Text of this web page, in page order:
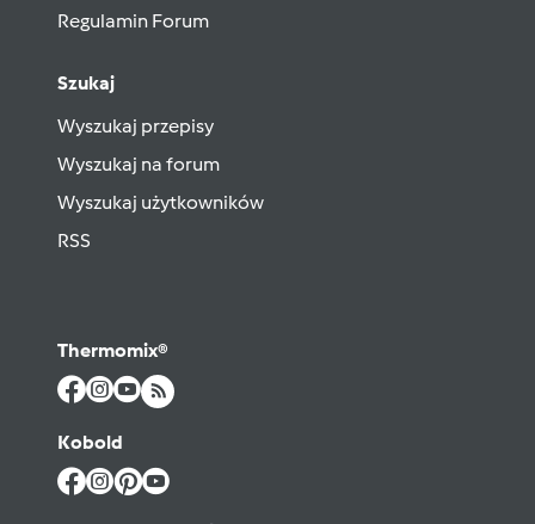
Regulamin Forum
Szukaj
Wyszukaj przepisy
Wyszukaj na forum
Wyszukaj użytkowników
RSS
Thermomix®
Kobold